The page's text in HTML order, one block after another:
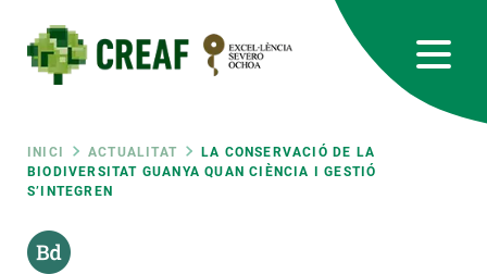
contingut
Fil
d'ariadna
INICI ACTUALITAT
LA CONSERVACIÓ DE LA
BIODIVERSITAT GUANYA QUAN CIÈNCIA I GESTIÓ
S’INTEGREN
RRSS
Featured